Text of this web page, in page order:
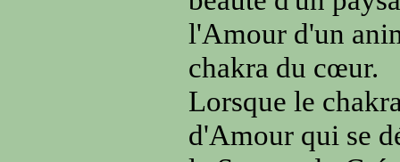
l'Amour d'un
chakra du cœur.
Lorsque le
d'Amour qui se